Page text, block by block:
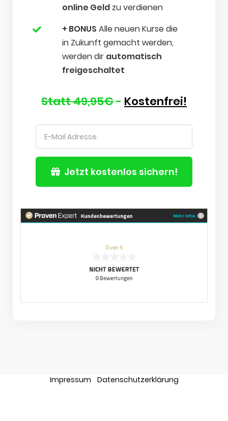
online Geld zu verdienen
+ BONUS Alle neuen Kurse die
in Zukunft gemacht werden,
werden dir automatisch
freigeschaltet
Statt 49,95€- Kostenfrei!
Jetzt kostenlos sichern!
Impressum Datenschutzerklärung